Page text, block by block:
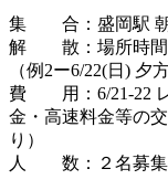
集 合：盛岡駅 朝(
解 散：場所時間・
（例2ー6/22(日) 夕
費 用：6/21-22 レ
金・高速料金等の
り）
人 数：２名募集